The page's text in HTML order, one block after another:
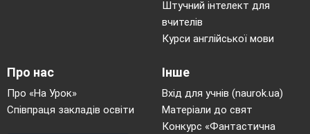
Штучний інтелект для
вчителів
Курси англійської мови
Про нас
Про «На Урок»
Співпраця закладів освіти
Інше
Вхід для учнів (naurok.ua)
Матеріали до свят
Конкурс «Фантастична